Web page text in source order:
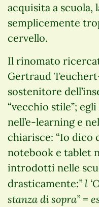
acquisita a scuola,
semplicemente
cervello.
Il rinomato
Gertraud
sostenitore
“vecchio stile”;
nell’e-learning e
chiarisce: “Io dico
notebook e tablet
introdotti nelle
drasticamente:” l
stanza di sopra” =